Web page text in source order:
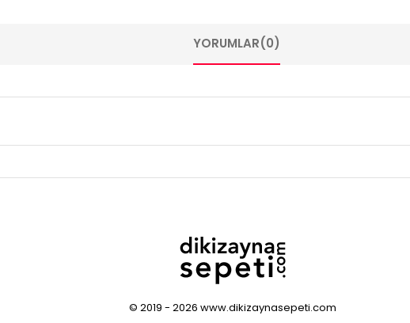
YORUMLAR(0)
© 2019 - 2026 www.dikizaynasepeti.com